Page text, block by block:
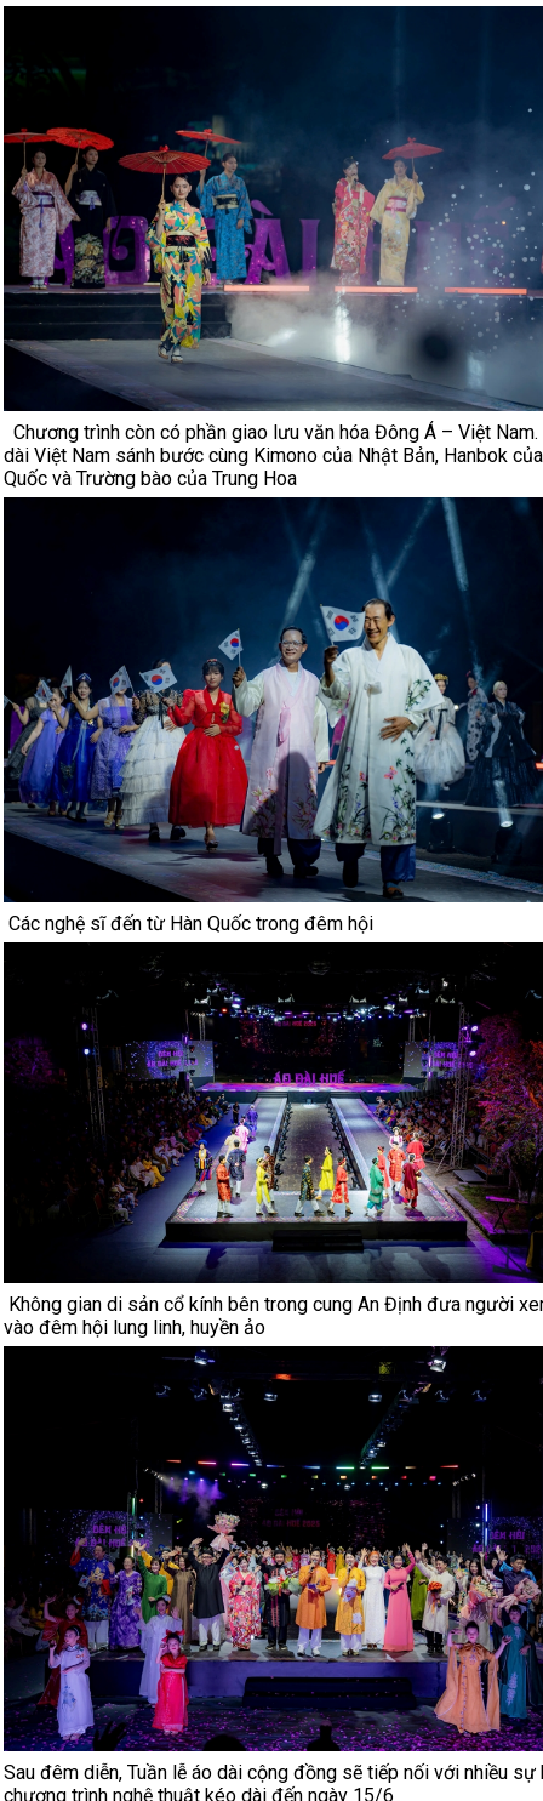
Chương trình còn có phần giao lưu văn hóa Đông Á – Việt
dài Việt Nam sánh bước cùng Kimono của Nhật Bản, Hanbok
Quốc và Trường bào của Trung Hoa
Các nghệ sĩ đến từ Hàn Quốc trong đêm hội
Không gian di sản cổ kính bên trong cung An Định đưa người
vào đêm hội lung linh, huyền ảo
Sau đêm diễn, Tuần lễ áo dài cộng đồng sẽ tiếp nối với nhiều sự
chương trình nghệ thuật kéo dài đến ngày 15/6